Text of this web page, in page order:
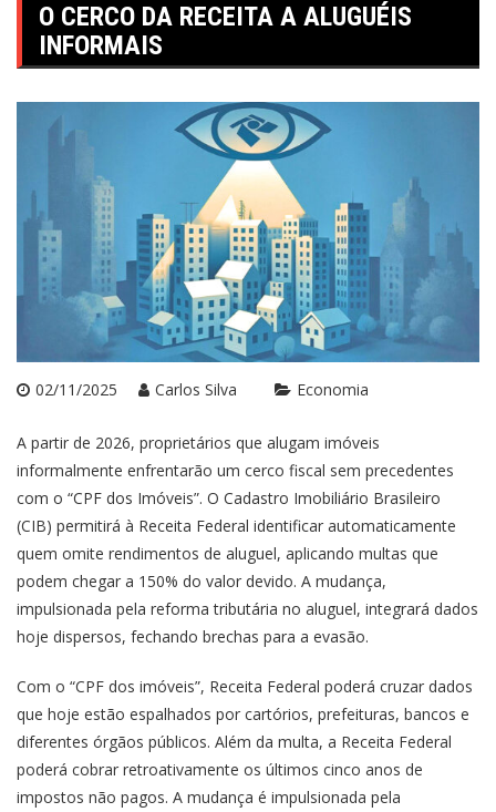
O CERCO DA RECEITA A ALUGUÉIS
INFORMAIS
02/11/2025 Carlos Silva Economia
A partir de 2026, proprietários que alugam imóveis
informalmente enfrentarão um cerco fiscal sem precedentes
com o “CPF dos Imóveis”. O Cadastro Imobiliário Brasileiro
(CIB) permitirá à Receita Federal identificar automaticamente
quem omite rendimentos de aluguel, aplicando multas que
podem chegar a 150% do valor devido. A mudança,
impulsionada pela reforma tributária no aluguel, integrará dados
hoje dispersos, fechando brechas para a evasão.
Com o “CPF dos imóveis”, Receita Federal poderá cruzar dados
que hoje estão espalhados por cartórios, prefeituras, bancos e
diferentes órgãos públicos. Além da multa, a Receita Federal
poderá cobrar retroativamente os últimos cinco anos de
impostos não pagos. A mudança é impulsionada pela